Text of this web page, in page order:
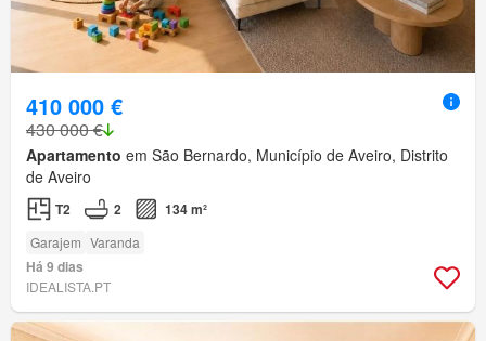
410 000 €
430 000 €
Apartamento em São Bernardo, Município de Aveiro, Distrito
de Aveiro
T2 2 134 m²
Garajem Varanda
Há 9 dias
IDEALISTA.PT